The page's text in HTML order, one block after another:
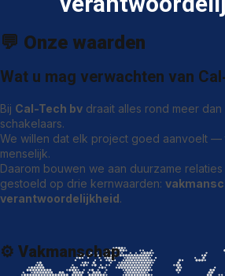
💬 Onze waarden
Wat u mag verwachten van
Bij Cal-Tech bv draait alles rond meer
schakelaars.
We willen dat elk project goed aanvoelt —
menselijk.
Daarom bouwen we aan duurzame relaties
gestoeld op drie kernwaarden:
verantwoordelijkheid.
⚙️Vakmanschap